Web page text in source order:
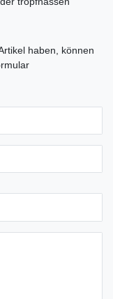
haben, können